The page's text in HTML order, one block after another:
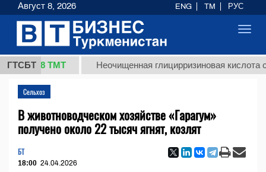
ГТСБТ
ТМТ Неочищенная глицирризиновая кислота
Сельхоз
В животноводческом хозяйстве «Гарагум»
получено около 22 тысяч ягнят, козлят
БТ
18:00 24.04.2026
Август 8, 2026 ENG TM РУС